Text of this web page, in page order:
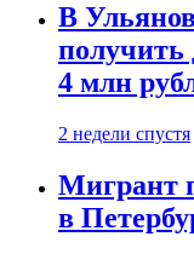
В
4 млн
2 недели спустя
Мигрант
в